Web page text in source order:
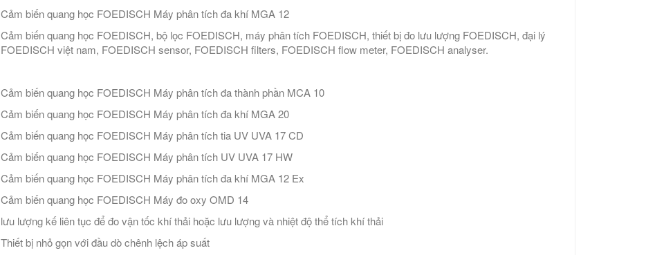
Cảm biến quang học FOEDISCH Máy phân tích đa khí MGA 12
Cảm biến quang học FOEDISCH, bộ lọc FOEDISCH, máy phân tích FOEDISCH, thiết bị đo lưu lượng FOEDISCH, đại lý
FOEDISCH việt nam, FOEDISCH sensor, FOEDISCH filters, FOEDISCH flow meter, FOEDISCH analyser.
Cảm biến quang học FOEDISCH Máy phân tích đa thành phần MCA 10
Cảm biến quang học FOEDISCH Máy phân tích đa khí MGA 20
Cảm biến quang học FOEDISCH Máy phân tích tia UV UVA 17 CD
Cảm biến quang học FOEDISCH Máy phân tích UV UVA 17 HW
Cảm biến quang học FOEDISCH Máy phân tích đa khí MGA 12 Ex
Cảm biến quang học FOEDISCH Máy đo oxy OMD 14
lưu lượng kế liên tục để đo vận tốc khí thải hoặc lưu lượng và nhiệt độ thể tích khí thải
Thiết bị nhỏ gọn với đầu dò chênh lệch áp suất